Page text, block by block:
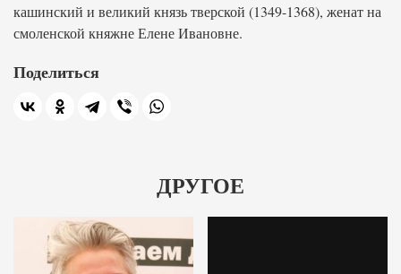
кашинский и великий князь тверской (1349-1368), женат на
смоленской княжне Елене Ивановне.
Поделиться
ДРУГОЕ